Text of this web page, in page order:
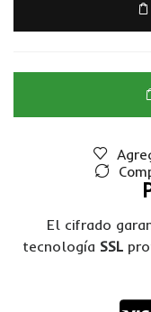
El cifrado
tecnología SSL